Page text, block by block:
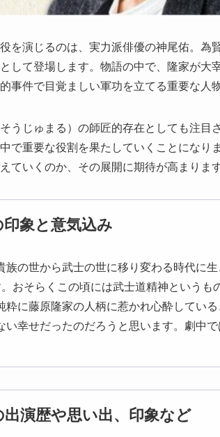
を演じるのは、実力派俳優の神尾佑。為
して登場します。物語の中で、隆家が大
事件で目覚ましい軍功を立てる重要な人
うじゅまる）の師匠的存在としても注目
で重要な役割を果たしていくことになり
ていくのか、その展開に期待が高まります
象と意気込み
族の世から武士の世に移り変わる時代に
おそらくこの頃には武士道精神というも
粋に藤原隆家の人柄に惹かれ心酔してい
い幸せだったのだろうと思います。劇中
演歴や思い出、印象など